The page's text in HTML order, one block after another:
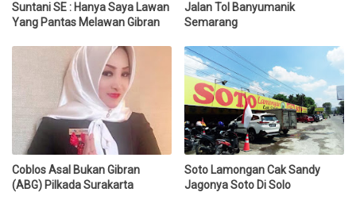
Suntani SE : Hanya Saya Lawan
Yang Pantas Melawan Gibran
Jalan Tol Banyumanik
Semarang
Coblos Asal Bukan Gibran
(ABG) Pilkada Surakarta
Soto Lamongan Cak Sandy
Jagonya Soto Di Solo